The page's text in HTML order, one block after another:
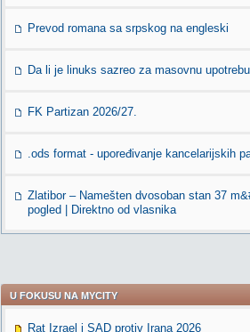
Prevod romana sa srpskog na engleski
Da li je linuks sazreo za masovnu
FK Partizan 2026/27.
.ods format - upoređivanje kancelarijskih
Zlatibor – Namešten dvosoban stan 37
pogled | Direktno od vlasnika
U FOKUSU NA MYCITY
Rat Izrael i SAD protiv Irana 2026